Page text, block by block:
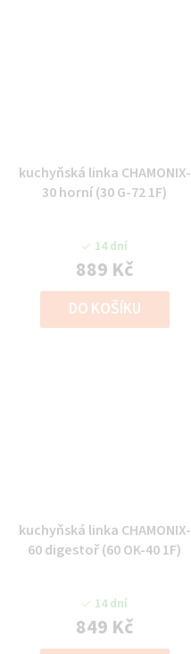
kuchyňská linka CHAMONIX-
30 horní (30 G-72 1F)
14 dní
889 Kč
DO KOŠÍKU
kuchyňská linka CHAMONIX-
60 digestoř (60 OK-40 1F)
14 dní
849 Kč